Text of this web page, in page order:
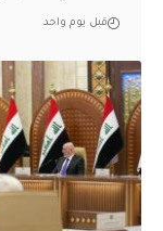
قبل يوم واحد